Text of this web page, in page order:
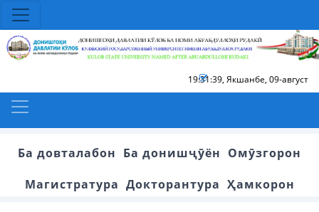
19:31:40, Якшанбе, 09-август
Ба довталабон Ба донишҷӯён Омӯзгорон
Магистратура Докторантура Ҳамкорон